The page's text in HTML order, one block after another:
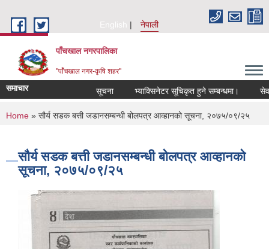
English
नेपाली
पाँचखाल नगरपालिका
"पाँचखाल नगर-कृषि शहर"
समाचार सूचना भ्याक्सिनेटर सूचिकृत हुने सम्बन्धमा। सेवा
You are here
Home » सौर्य सडक बत्ती जडानसम्बन्धी बोलपत्र आव्हानको सूचना, २०७५/०९/२५
सौर्य सडक बत्ती जडानसम्बन्धी बोलपत्र आव्हानको
सूचना, २०७५/०९/२५